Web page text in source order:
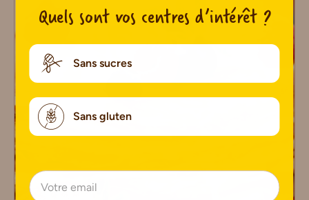
Quels sont vos centres d’intérêt ?
Sans sucres
Sans gluten